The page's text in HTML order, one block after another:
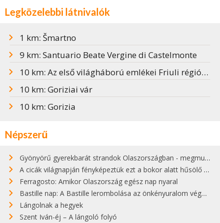
Legközelebbi látnivalók
1 km: Šmartno
9 km: Santuario Beate Vergine di Castelmonte
10 km: Az első világháború emlékei Friuli régióban
10 km: Goriziai vár
10 km: Gorizia
Népszerű
Gyönyörű gyerekbarát strandok Olaszországban - megmutatjuk a 15 legjobbat
A cicák világnapján fényképeztük ezt a bokor alatt hűsölő cicát Kisorosziban
Ferragosto: Amikor Olaszország egész nap nyaral
Bastille nap: A Bastille lerombolása az önkényuralom végét jelentette
Lángolnak a hegyek
Szent Iván-éj – A lángoló folyó